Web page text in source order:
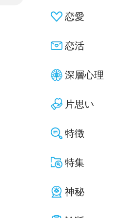
恋愛
恋活
深層心理
片思い
特徴
特集
神秘